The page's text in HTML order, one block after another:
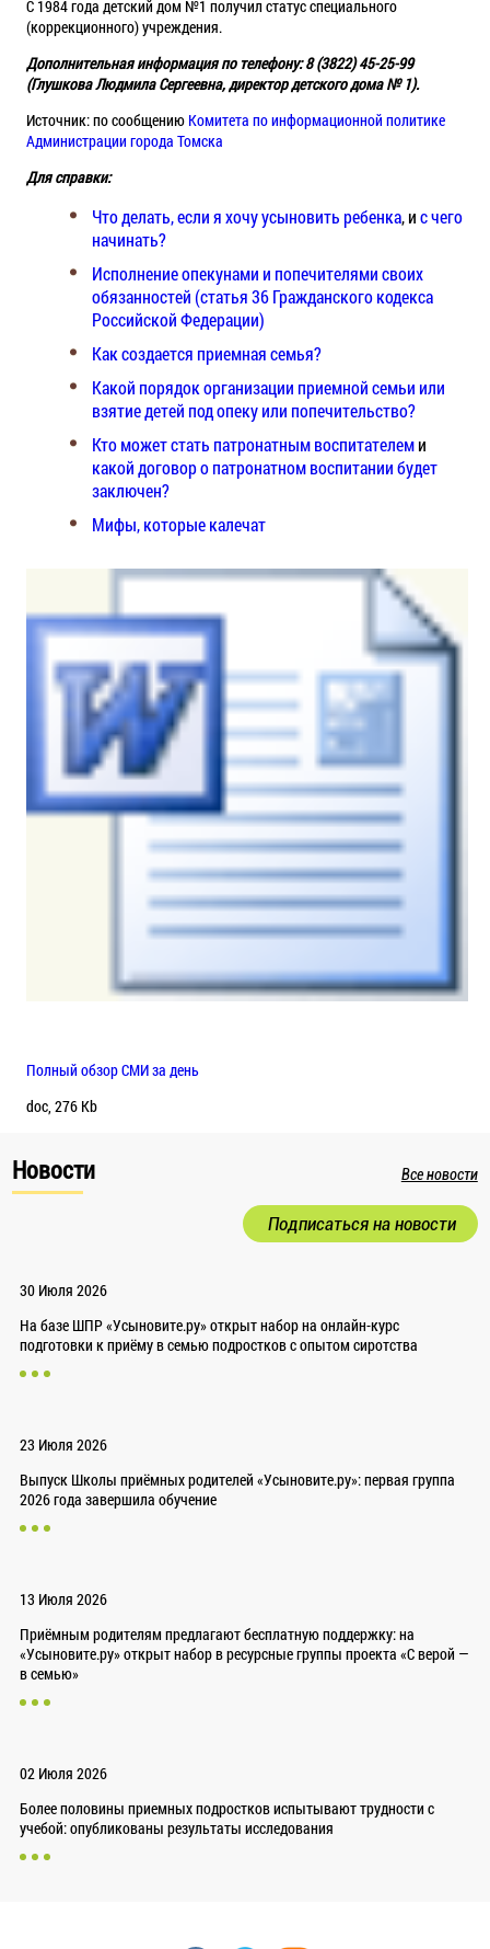
С 1984 года детский дом №1 получил статус специального
(коррекционного) учреждения.
Дополнительная информация по телефону: 8 (3822) 45-25-99
(Глушкова Людмила Сергеевна, директор детского дома № 1).
Источник: по сообщению Комитета по информационной политике
Администрации города Томска
Для справки:
Что делать, если я хочу усыновить ребенка, ис чего
начинать?
Исполнение опекунами и попечителями своих
обязанностей (статья 36 Гражданского кодекса
Российской Федерации)
Как создается приемная семья?
Какой порядок организации приемной семьи или
взятие детей под опеку или попечительство?
Кто может стать патронатным воспитателеми
какой договор о патронатном воспитании будет
заключен?
Мифы, которые калечат
Полный обзор СМИ за день
doc, 276 Kb
Новости Все новости
Подписаться на новости
30 Июля 2026
На базе ШПР «Усыновите.ру» открыт набор на онлайн-курс
подготовки к приёму в семью подростков с опытом сиротства
23 Июля 2026
Выпуск Школы приёмных родителей «Усыновите.ру»: первая группа
2026 года завершила обучение
13 Июля 2026
Приёмным родителям предлагают бесплатную поддержку: на
«Усыновите.ру» открыт набор в ресурсные группы проекта «С верой —
в семью»
02 Июля 2026
Более половины приемных подростков испытывают трудности с
учебой: опубликованы результаты исследования